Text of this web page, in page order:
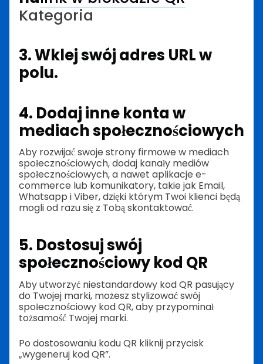
Kategoria
3. Wklej swój adres URL w
polu.
4. Dodaj inne konta w
mediach społecznościowych
Aby rozwijać swoje strony firmowe w mediach
społecznościowych, dodaj kanały mediów
społecznościowych, a nawet aplikacje e-
commerce lub komunikatory, takie jak Email,
Whatsapp i Viber, dzięki którym Twoi klienci będą
mogli od razu się z Tobą skontaktować.
5. Dostosuj swój
społecznościowy kod QR
Aby utworzyć niestandardowy kod QR pasujący
do Twojej marki, możesz stylizować swój
społecznościowy kod QR, aby przypominał
tożsamość Twojej marki.
Po dostosowaniu kodu QR kliknij przycisk
„wygeneruj kod QR”.